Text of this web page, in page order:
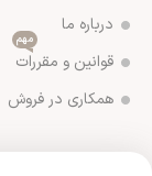
درباره ما
قوانین و مقررات
مهم
همکاری در فروش